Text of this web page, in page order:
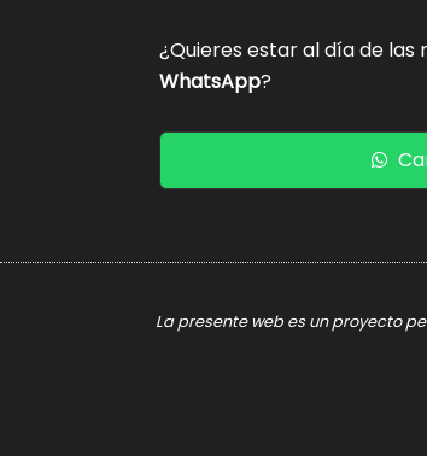
¿Quieres estar al día de
WhatsApp?
La presente web es un proyecto